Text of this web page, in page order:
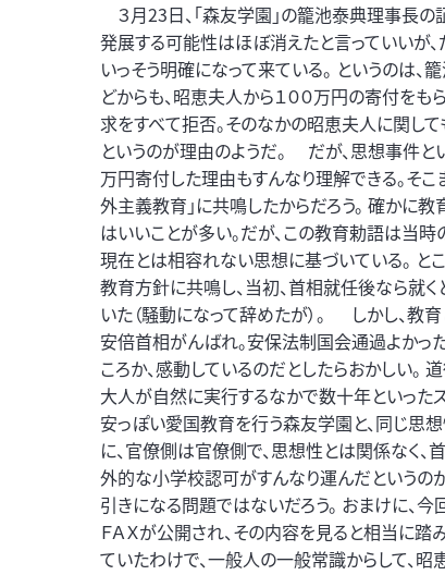
３月23日、「森友学園」の籠池泰典理事長
発展する可能性はほぼ消えたと言っていいが
いっそう明確になって来ている。 というのは
どからも、昭恵夫人から１００万円の寄付を
求をすべて拒否。そのなかの昭恵夫人に関し
というのが理由のようだ。 だが、思想事件と
万円寄付した理由もすんなり理解できる。そ
外主義教育」に共鳴したからだろう。 確かに
はいいことが多い。だが、この教育勅語は当
現在とは相容れない思想に基づいている。 と
教育方針に共鳴し、当初、首相就任後なら就
いた（騒動になって辞めたが）。 しかし、教
安倍首相がんばれ。安保法制国会通過よかっ
ころか、感動しているのだとしたらおかしい。
大人が自然に実行するなかで数十年といった
安っぽい愛国教育を行う森友学園と、同じ思
に、官僚側は官僚側で、思想性とは関係なく
外的な小学校認可がすんなり運んだという
引きになる問題ではないだろう。 おまけに
ＦＡＸが公開され、その内容を見ると相当に踏
ていたわけで、一般人の一般常識からして、